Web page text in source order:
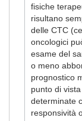
fisiche
risultano
delle CTC
oncologici
esame del
o meno
prognostico
punto di
determinate
responsività